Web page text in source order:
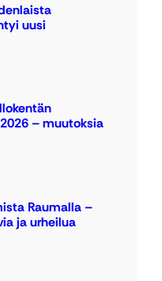
uusi
– muutoksia
Raumalla –
ja urheilua